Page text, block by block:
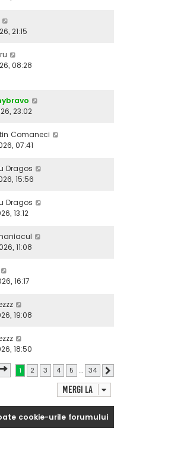
21:15
08:28
23:02
Comaneci
07:41
Dragos
15:56
Dragos
13:12
11:08
16:17
19:08
18:50
Pagina1 din 34
1 2 3 4 5 … 34
Mergi la
cookie-urile forumului